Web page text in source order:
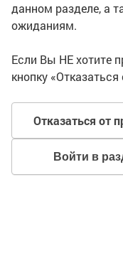
данном разделе, а
ожиданиям.
Если Вы НЕ хотите
кнопку
Отказаться от